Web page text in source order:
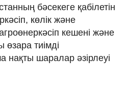
бәсекеге қабілетін
көлік және
кешені және
тиімді
шаралар әзірлеуі